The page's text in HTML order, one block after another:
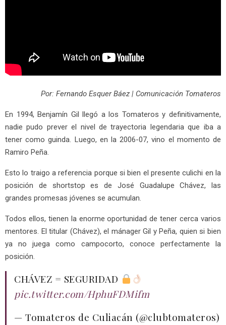
Por: Fernando Esquer Báez | Comunicación Tomateros
En 1994, Benjamín Gil llegó a los Tomateros y definitivamente,
nadie pudo prever el nivel de trayectoria legendaria que iba a
tener como guinda. Luego, en la 2006-07, vino el momento de
Ramiro Peña.
Esto lo traigo a referencia porque si bien el presente culichi en la
posición de shortstop es de José Guadalupe Chávez, las
grandes promesas jóvenes se acumulan.
Todos ellos, tienen la enorme oportunidad de tener cerca varios
mentores. El titular (Chávez), el mánager Gil y Peña, quien si bien
ya no juega como campocorto, conoce perfectamente la
posición.
CHÁVEZ = SEGURIDAD
pic.twitter.com/HphuFDMifm
— Tomateros de Culiacán (@clubtomateros)